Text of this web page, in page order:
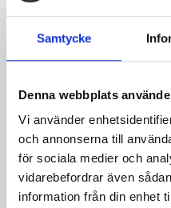
Samtycke
Denna webbplats
Vi använder
och annonserna till
för sociala medier och
vidarebefordrar även
information från din enhet
Dela
på
Dela
på
Dela
på
via
post
Skriv